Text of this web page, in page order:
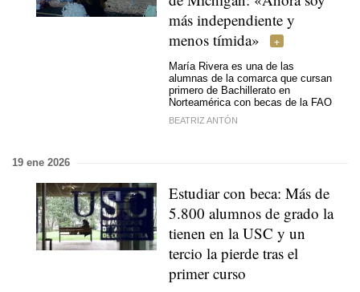
más independiente y
menos tímida»
María Rivera es una de las
alumnas de la comarca que cursan
primero de Bachillerato en
Norteamérica con becas de la FAO
BEATRIZ ANTÓN
19 ene 2026
Estudiar con beca: Más de
5.800 alumnos de grado la
tienen en la USC y un
tercio la pierde tras el
primer curso